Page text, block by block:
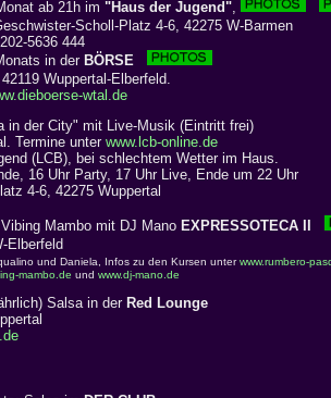
ab 21h im "Haus der Jugend",
Scholl-Platz 4-6, 42275 W-Barmen
5636 444
in der BÖRSE
Wuppertal-Elberfeld.
wtal.de
in der City" mit Live-Musik (Eintritt frei)
Termine unter www.lcb-online.de
(LCB), bei schlechtem Wetter im Haus.
16 Uhr Party, 17 Uhr Live, Ende um 22 Uhr
4-6, 42275 Wuppertal
Mambo mit DJ Mano EXPRESSOTECA II
Elberfeld
und Daniela, Infos zu den Kursen unterwww.rumbero-
mambo.de und www.dj-mano.de
Salsa in der Red Lounge